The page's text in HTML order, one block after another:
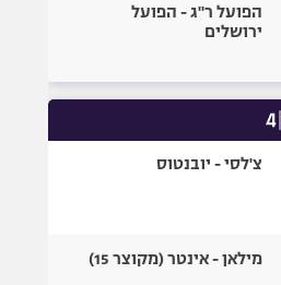
הפועל ר"ג - הפועל
ירושלים
צ'לסי - יובנטוס
מילאן - אינטר (מקוצר 15)